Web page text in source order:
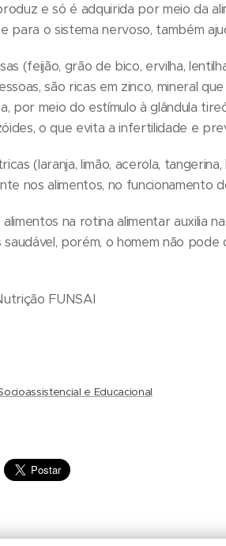
e só é adquirida por meio da
para o sistema nervoso, também
(feijão, grão de bico, ervilha,
são ricas em zinco, mineral
por meio do estímulo à glândula
o que evita a infertilidade e
(laranja, limão, acerola,
nos alimentos, no funcionamento
alimentos na rotina alimentar auxilia
saudável, porém, o homem não
FUNSAI
e Educacional